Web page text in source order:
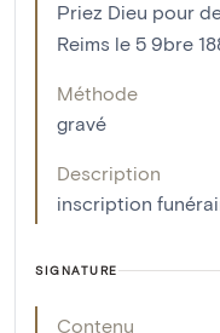
Priez Dieu pour
Reims le 5 9bre
Méthode
gravé
Description
inscription
SIGNATURE
Contenu